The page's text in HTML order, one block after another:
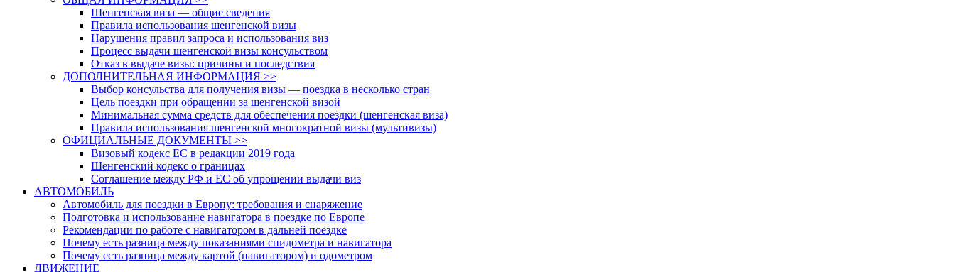
Шенгенская виза — общие сведения
Правила использования шенгенской визы
Нарушения правил запроса и использования виз
Процесс выдачи шенгенской визы консульством
Отказ в выдаче визы: причины и последствия
ДОПОЛНИТЕЛЬНАЯ ИНФОРМАЦИЯ >>
Выбор консульства для получения визы — поездка в несколько стран
Цель поездки при обращении за шенгенской визой
Минимальная сумма средств для обеспечения поездки (шенгенская виза)
Правила использования шенгенской многократной визы (мультивизы)
ОФИЦИАЛЬНЫЕ ДОКУМЕНТЫ >>
Визовый кодекс ЕС в редакции 2019 года
Шенгенский кодекс о границах
Соглашение между РФ и ЕС об упрощении выдачи виз
АВТОМОБИЛЬ
Автомобиль для поездки в Европу: требования и снаряжение
Подготовка и использование навигатора в поездке по Европе
Рекомендации по работе с навигатором в дальней поездке
Почему есть разница между показаниями спидометра и навигатора
Почему есть разница между картой (навигатором) и одометром
ДВИЖЕНИЕ